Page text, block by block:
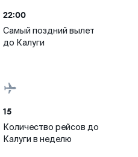
22:00
Самый поздний вылет
до Калуги
15
Количество рейсов до
Калуги в неделю